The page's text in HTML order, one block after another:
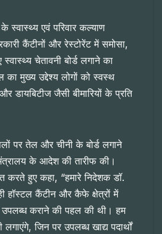
एवं परिवार कल्याण
कैंटीनों और रेस्टोरेंट में समोसा,
चेतावनी बोर्ड लगाने का
मुख्य उद्देश्य लोगों को स्वस्थ
डायबिटीज जैसी बीमारियों के प्रति
पर तेल और चीनी के बोर्ड लगाने
के आदेश की तारीफ की।
करते हुए कहा, “हमारे निदेशक डॉ.
हॉस्टल कैंटीन और कैफे क्षेत्रों में
कराने की पहल की थी। हम
जिन पर उपलब्ध खाद्य पदार्थों